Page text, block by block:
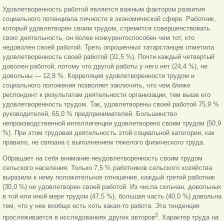
Удовлетворенность работой является важным фактором развития
социального потенциала личности в экономической сфере. Работник,
который удовлетворен своим трудом, стремится совершенствовать
свою деятельность, он более конкурентоспособен чем тот, кто
недоволен своей работой. Треть опрошенных татарстанцев отметила
удовлетворенность своей работой (31,5 %). Почти каждый четвертый
доволен работой, потому что другой работы у него нет (24,4 %), не
довольны — 12,8 %. Корреляция удовлетворенности трудом и
социального положения позволяет заключить, что чем ближе
респондент к результатам деятельности организации, тем выше его
удовлетворенность трудом. Так, удовлетворены своей работой 75,9 %
руководителей, 65,0 % предпринимателей. Большинство
непроизводственной интеллигенции удовлетворено своим трудом (50,9
%). При этом трудовая деятельность этой социальной категории, как
правило, не связана с выполнением тяжелого физического труда.
Обращает на себя внимание неудовлетворенность своим трудом
сельского населения. Только 7,5 % работников сельского хозяйства
выразили к нему положительное отношение, каждый третий работник
(30,0 %) не удовлетворен своей работой. Из числа сельчан, довольных
в той или иной мере трудом (47,5 %), большая часть (40,0 %) довольна
тем, что у нее вообще есть хоть какая-то работа. Эта тенденция
прослеживается в исследованиях других авторов2. Характер труда на